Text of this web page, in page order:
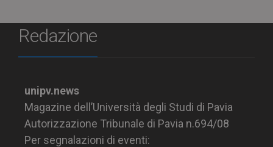
Redazione
unipv.news
Magazine dell’Università degli Studi di Pavia
Autorizzazione Tribunale di Pavia n.694/08
Per segnalazioni di eventi: